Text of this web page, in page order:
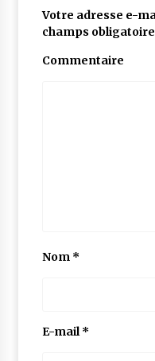
Votre adresse e-
champs
Commentaire
Nom *
E-mail*